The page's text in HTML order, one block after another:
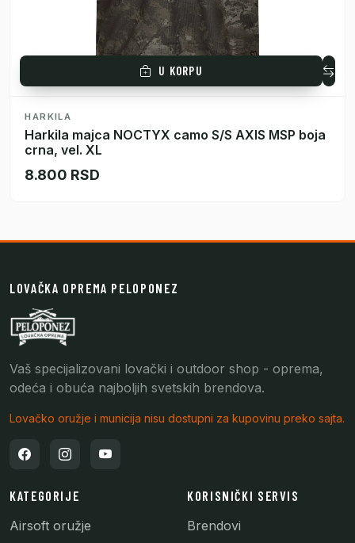
U KORPU
HARKILA
Harkila majca NOCTYX camo S/S AXIS MSP boja
crna, vel. XL
8.800 RSD
LOVAČKA OPREMA PELOPONEZ
Vaš specijalizovani lovački i outdoor shop - oprema,
odeća i obuća najboljih svetskih brendova.
Lovačko oružje i municija nisu dostupni za kupovinu preko sajta.
KATEGORIJE
Airsoft oružje
KORISNIČKI SERVIS
Brendovi